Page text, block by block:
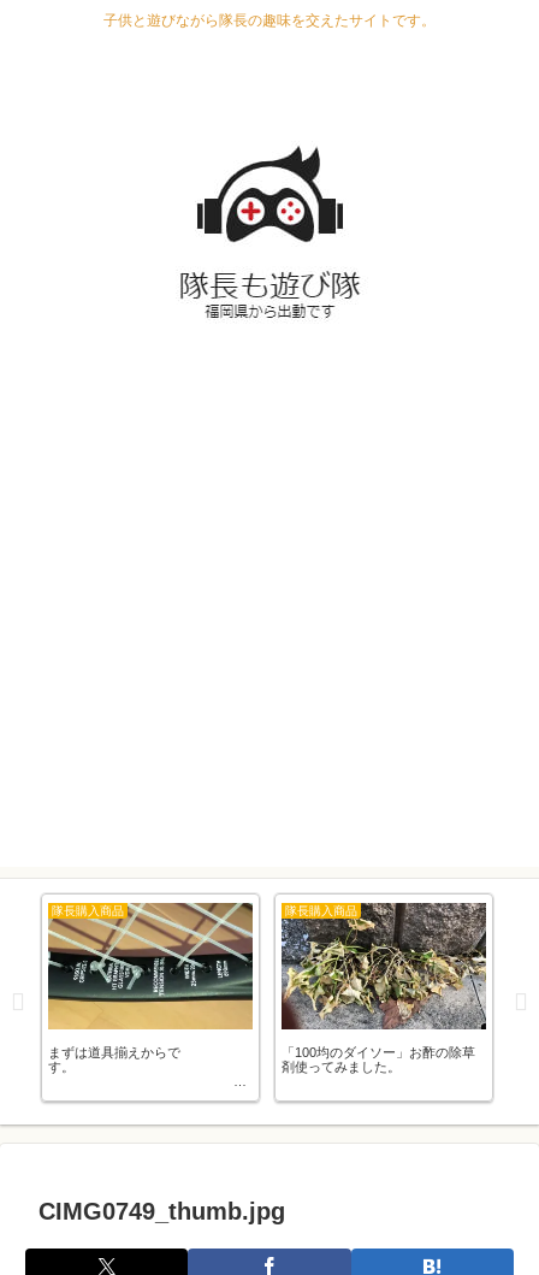
子供と遊びながら隊長の趣味を交えたサイトです。
隊長購入商品
まずは道具揃えからで
す。
隊長購入商品
「100均のダイソー」お酢の除草
剤使ってみました。
CIMG0749_thumb.jpg